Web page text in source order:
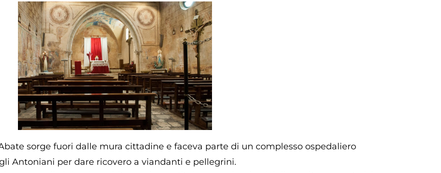
sorge fuori dalle mura cittadine e faceva parte di un complesso ospedaliero
Antoniani per dare ricovero a viandanti e pellegrini.